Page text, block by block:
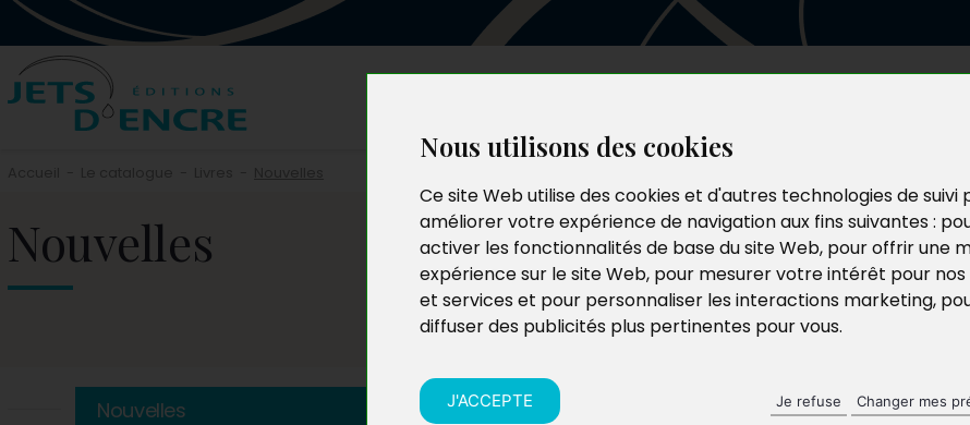
Nous utilisons des cookies
Ce site Web utilise des cookies et d'autres technologies de suivi
améliorer votre expérience de navigation aux fins suivantes :
activer les fonctionnalités de base du site Web, pour offrir une
expérience sur le site Web, pour mesurer votre intérêt pour
et services et pour personnaliser les interactions marketing,
diffuser des publicités plus pertinentes pour vous.
J'ACCEPTE Je refuse Changer mes
Nouvelles
Nouvelles